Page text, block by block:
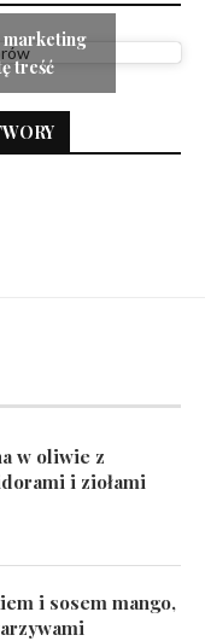
marketing
treść
w oliwie z
i ziołami
i sosem mango,